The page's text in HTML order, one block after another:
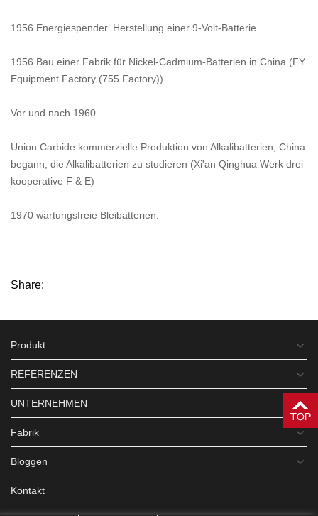
1956 Energiespender. Herstellung einer 9-Volt-Batterie
1956 Bau einer Fabrik für Nickel-Cadmium-Batterien in China (FY
Equipment Factory (755 Factory))
Vor und nach 1960
Union Carbide kommerzielle Produktion von Alkalibatterien, China
begann, die Alkalibatterien zu studieren (Xi'an Qinghua Werk drei
kooperative F & E)
1970 wartungsfreie Bleibatterien.
Share:
Produkt
REFERENZEN
UNTERNEHMEN
Fabrik
Bloggen
Kontakt